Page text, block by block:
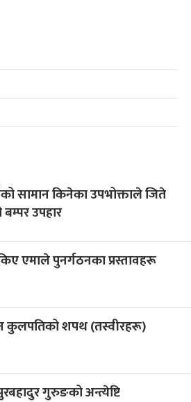
सामान किनेका उपभोक्ताले जिते
उपहार
एमाले पुनर्गठनका प्रस्तावहरू
कुलपतिको शपथ (तस्वीरहरू)
गुरुङको अन्त्येष्टि